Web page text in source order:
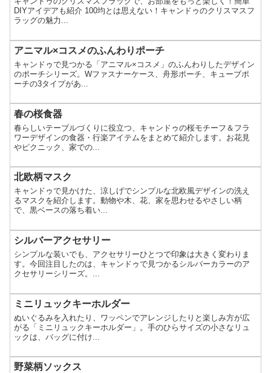
DIYアイデアも紹介 100均とは思えない！キャンドゥのクリスマスフ
ラッグの魅力...
アニマル×コスメのふんわりポーチ
キャンドゥで見つかる「アニマル×コスメ」のふんわりしたデザイン
のポーチシリーズ。Wファスナーケース、舟形ポーチ、キューブポ
ーチの3タイプがあ...
春の桜食器
春らしいテーブルづくりに役立つ、キャンドゥの桜モチーフ＆フラ
ワーデザインの食器・行楽アイテムをまとめて紹介します。お花見
やピクニック、家での...
北欧柄マスク
キャンドゥで見かけた、涼しげでシンプルな北欧風デザインの洗え
るマスクを紹介します。動物や木、花、家を思わせるやさしい柄
で、黒ベースの落ち着い...
シルバーアクセサリー
シンプルな装いでも、アクセサリーひとつで印象は大きく変わりま
す。今回注目したのは、キャンドゥで見つかるシルバーカラーのア
クセサリーシリーズ。...
ミニリュックキーホルダー
ぬいぐるみを入れたり、ワッペンでアレンジしたりと楽しみ方が広
がる「ミニリュックキーホルダー」。手のひらサイズの小さなリュ
ックは、バッグに付け...
野菜柄ソックス